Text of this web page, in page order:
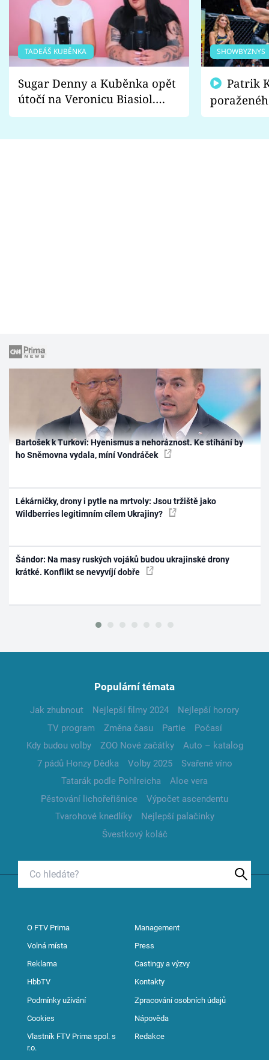
TADEÁŠ KUBĚNKA
Sugar Denny a Kuběnka opět
útočí na Veronicu Biasiol.
Proč je podle nich falešná a
SHOWBYZNYS
fanoušci
Bartošek k Turkovi: Hyenismus a nehoráznost. Ke stíhání by
ho Sněmovna vydala, míní Vondráček
Lékárničky, drony i pytle na mrtvoly: Jsou tržiště jako
Wildberries legitimním cílem Ukrajiny?
Šándor: Na masy ruských vojáků budou ukrajinské drony
krátké. Konflikt se nevyvíjí dobře
Populární témata
Jak zhubnout Nejlepší filmy 2024
Nejlepší horory
TV program
Změna času Partie
Počasí
Kdy budou volby
ZOO Nové začátky
Auto – katalog
7 pádů Honzy Dědka
Volby 2025
Svařené víno
Tatarák podle Pohlreicha
Aloe vera
Pěstování lichořeřišnice
Výpočet ascendentu
Tvarohové knedlíky
Nejlepší palačinky
Švestkový koláč
O FTV Prima Management
Volná místa Press
Reklama Castingy a výzvy
HbbTV Kontakty
Podmínky užívání Zpracování osobních údajů
Cookies Nápověda
Vlastník FTV Prima spol. s
r.o.
Redakce